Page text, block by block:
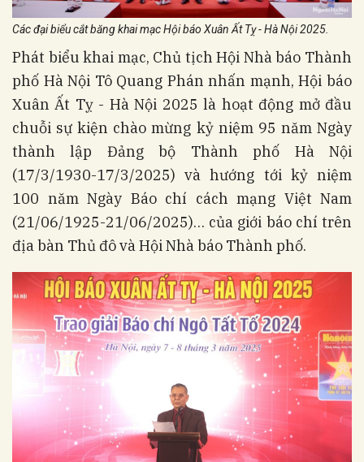
Các đại biểu cắt băng khai mạc Hội báo Xuân Ất Tỵ - Hà Nội 2025.
Phát biểu khai mạc, Chủ tịch Hội Nhà báo Thành
phố Hà Nội Tô Quang Phán nhấn mạnh, Hội báo
Xuân Ất Tỵ - Hà Nội 2025 là hoạt động mở đầu
chuỗi sự kiện chào mừng kỷ niệm 95 năm Ngày
thành lập Đảng bộ Thành phố Hà Nội
(17/3/1930-17/3/2025) và hướng tới kỷ niệm
100 năm Ngày Báo chí cách mạng Việt Nam
(21/06/1925-21/06/2025)… của giới báo chí trên
địa bàn Thủ đô và Hội Nhà báo Thành phố.